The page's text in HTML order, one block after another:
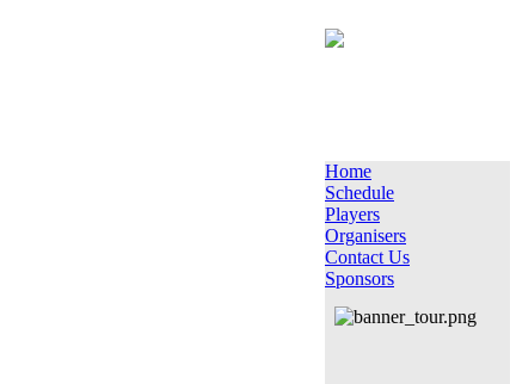
Home
Schedule
Players
Organisers
Contact Us
Sponsors